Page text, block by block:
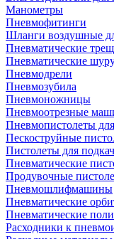
Манометры
Пневмофитинги
Шланги воздушные
Пневматические
Пневматические
Пневмодрели
Пневмозубила
Пневмоножницы
Пневмоотрезные
Пневмопистолеты для
Пескоструйные
Пистолеты для
Пневматические
Продувочные
Пневмошлифмашины
Пневматические
Пневматические
Расходники к